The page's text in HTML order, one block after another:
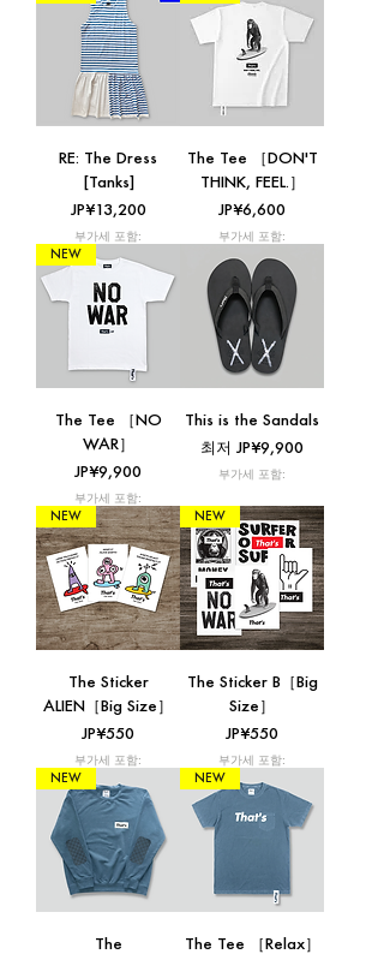
RE: The Dress
[Tanks]
가격
JP¥13,200
부가세 포함:
The Tee ［DON'T
THINK, FEEL.］
가격
JP¥6,600
부가세 포함:
NEW
The Tee ［NO
WAR］
가격
JP¥9,900
부가세 포함:
This is the Sandals
최저 JP¥9,900
할인가
부가세 포함:
NEW
The Sticker
ALIEN［Big Size］
가격
JP¥550
부가세 포함:
NEW
The Sticker B［Big
Size］
가격
JP¥550
부가세 포함:
NEW
The
NEW
The Tee ［Relax］